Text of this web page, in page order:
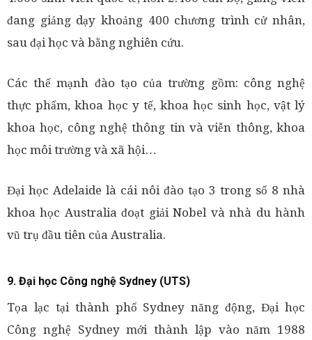
đang giảng dạy khoảng 400 chương trình cử nhân,
sau đại học và bằng nghiên cứu.
Các thế mạnh đào tạo của trường gồm: công nghệ
thực phẩm, khoa học y tế, khoa học sinh học, vật lý
khoa học, công nghệ thông tin và viễn thông, khoa
học môi trường và xã hội…
Đại học Adelaide là cái nôi đào tạo 3 trong số 8 nhà
khoa học Australia đoạt giải Nobel và nhà du hành
vũ trụ đầu tiên của Australia.
9. Đại học Công nghệ Sydney (UTS)
Tọa lạc tại thành phố Sydney năng động, Đại học
Công nghệ Sydney mới thành lập vào năm 1988